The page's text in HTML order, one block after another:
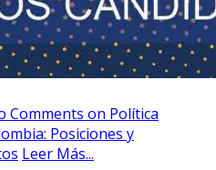
Comments on Política
Posiciones y
Leer Más...